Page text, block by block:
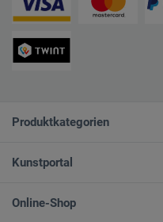
Produktkategorien
Kunstportal
Online-Shop